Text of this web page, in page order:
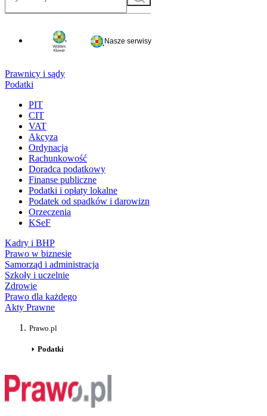
Nasze serwisy
Prawnicy i sądy
Podatki
PIT
CIT
VAT
Akcyza
Ordynacja
Rachunkowość
Doradca podatkowy
Finanse publiczne
Podatki i opłaty lokalne
Podatek od spadków i darowizn
Orzeczenia
KSeF
Kadry i BHP
Prawo w biznesie
Samorząd i administracja
Szkoły i uczelnie
Zdrowie
Prawo dla każdego
Akty Prawne
Prawo.pl
Podatki